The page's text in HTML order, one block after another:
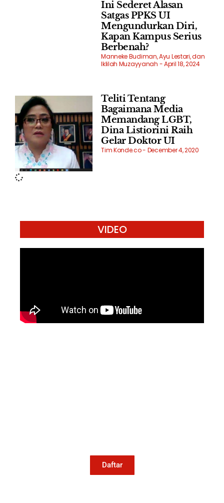
Ini Sederet Alasan
Satgas PPKS UI
Mengundurkan Diri,
Kapan Kampus Serius
Berbenah?
Manneke Budiman, Ayu Lestari, dan
Iklilah Muzayyanah
April 18, 2024
Teliti Tentang
Bagaimana Media
Memandang LGBT,
Dina Listiorini Raih
Gelar Doktor UI
Tim Konde.co December 4, 2020
VIDEO
Daftar